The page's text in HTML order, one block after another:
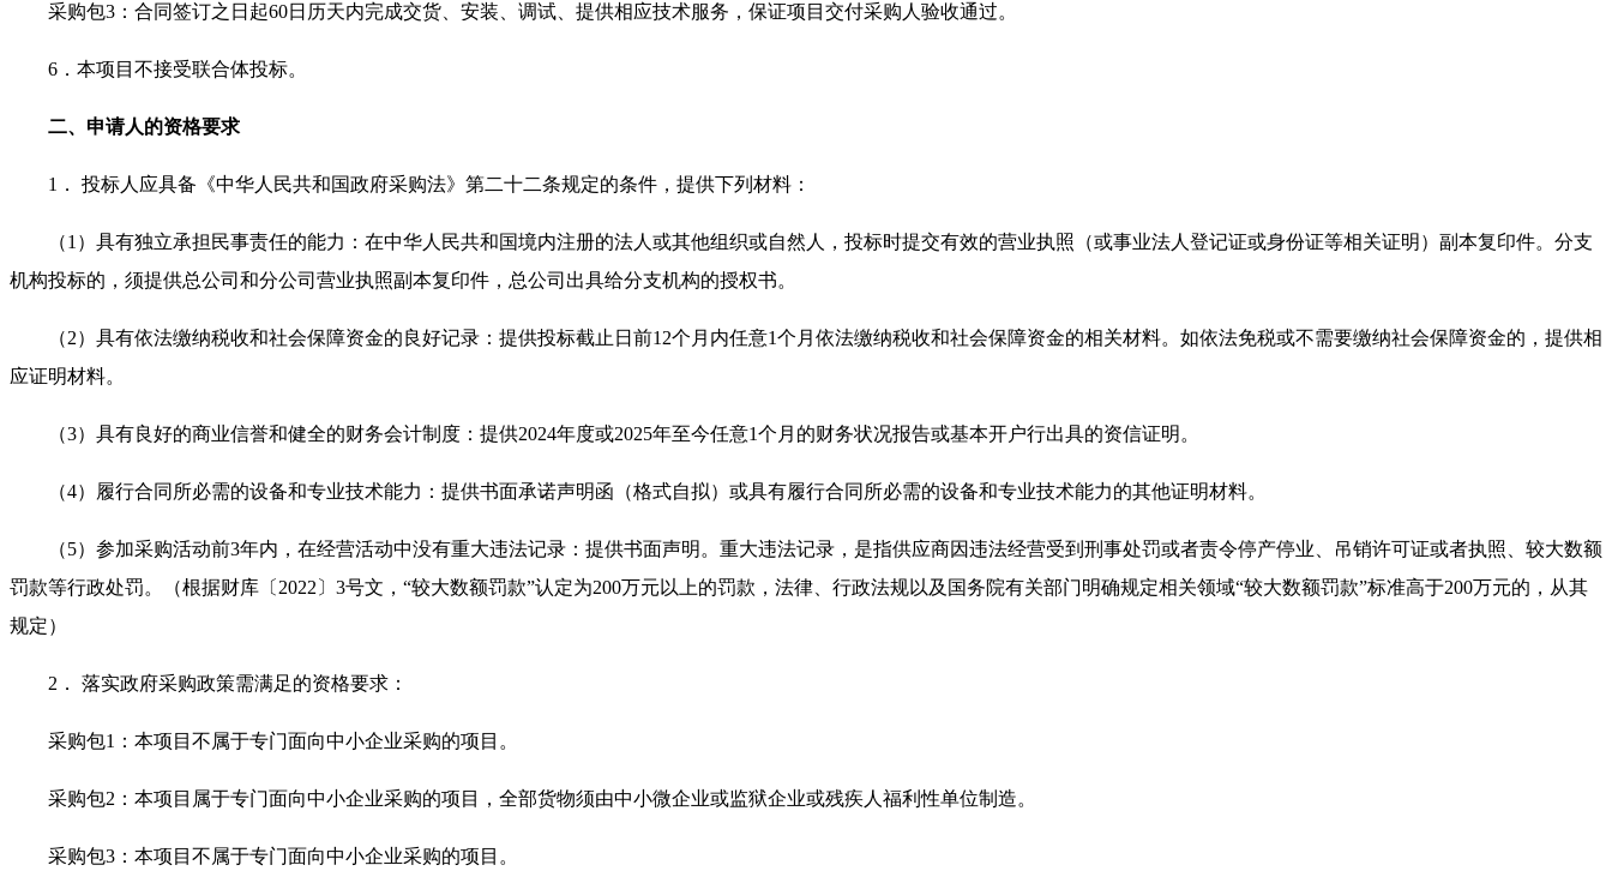
采购包3：合同签订之日起60日历天内完成交货、安装、调试、提供相应技术服务，保证项目交付采购人验收通过。
6．本项目不接受联合体投标。
二、申请人的资格要求
1． 投标人应具备《中华人民共和国政府采购法》第二十二条规定的条件，提供下列材料：
（1）具有独立承担民事责任的能力：在中华人民共和国境内注册的法人或其他组织或自然人，投标时提交有效的营业执照（或事业法人登记证或身份证等相关证明）副本复印件。分支
机构投标的，须提供总公司和分公司营业执照副本复印件，总公司出具给分支机构的授权书。
（2）具有依法缴纳税收和社会保障资金的良好记录：提供投标截止日前12个月内任意1个月依法缴纳税收和社会保障资金的相关材料。如依法免税或不需要缴纳社会保障资金的，提供相
应证明材料。
（3）具有良好的商业信誉和健全的财务会计制度：提供2024年度或2025年至今任意1个月的财务状况报告或基本开户行出具的资信证明。
（4）履行合同所必需的设备和专业技术能力：提供书面承诺声明函（格式自拟）或具有履行合同所必需的设备和专业技术能力的其他证明材料。
（5）参加采购活动前3年内，在经营活动中没有重大违法记录：提供书面声明。重大违法记录，是指供应商因违法经营受到刑事处罚或者责令停产停业、吊销许可证或者执照、较大数额
罚款等行政处罚。（根据财库〔2022〕3号文，“较大数额罚款”认定为200万元以上的罚款，法律、行政法规以及国务院有关部门明确规定相关领域“较大数额罚款”标准高于200万元的，从其
规定）
2． 落实政府采购政策需满足的资格要求：
采购包1：本项目不属于专门面向中小企业采购的项目。
采购包2：本项目属于专门面向中小企业采购的项目，全部货物须由中小微企业或监狱企业或残疾人福利性单位制造。
采购包3：本项目不属于专门面向中小企业采购的项目。